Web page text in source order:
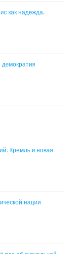
как надежда.
демократия
Кремль и новая
нации